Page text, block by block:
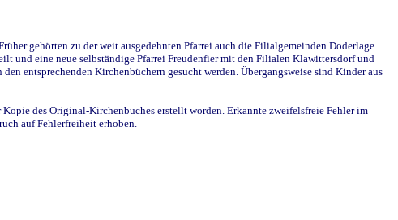
gehörten zu der weit ausgedehnten Pfarrei auch die Filialgemeinden Doderlage
und eine neue selbständige Pfarrei Freudenfier mit den Filialen Klawittersdorf und
entsprechenden Kirchenbüchern gesucht werden. Übergangsweise sind Kinder aus
des Original-Kirchenbuches erstellt worden. Erkannte zweifelsfreie Fehler im
auf Fehlerfreiheit erhoben.